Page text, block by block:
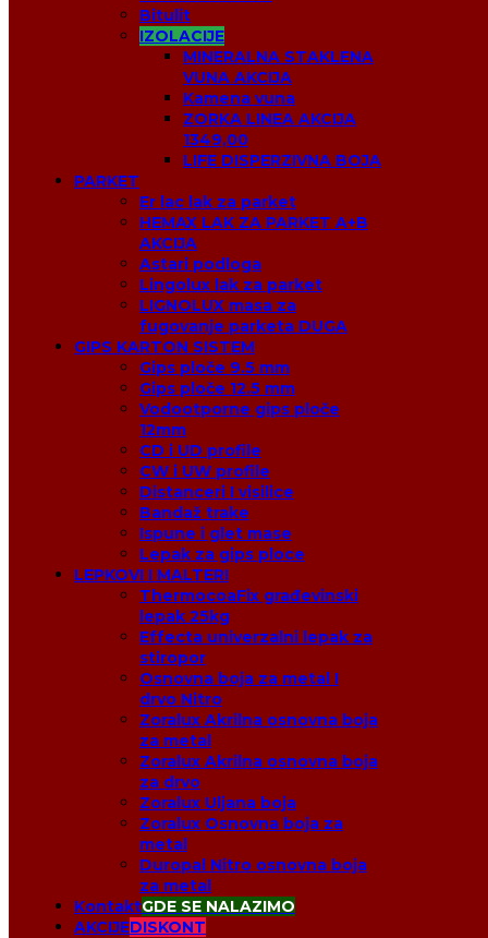
Bitulit
IZOLACIJE
MINERALNA STAKLENA
VUNA AKCIJA
Kamena vuna
ZORKA LINEA AKCIJA
1349,00
LIFE DISPERZIVNA BOJA
PARKET
Er lac lak za parket
HEMAX LAK ZA PARKET A+B
AKCIJA
Astari podloga
Lingolux lak za parket
LIGNOLUX masa za
fugovanje parketa DUGA
GIPS KARTON SISTEM
Gips ploče 9.5 mm
Gips ploče 12.5 mm
Vodootporne gips ploče
12mm
CD i UD profile
CW i UW profile
Distanceri I visilice
Bandaž trake
Ispune i glet mase
Lepak za gips ploce
LEPKOVI I MALTERI
ThermocoaFix građevinski
lepak 25kg
Effecta univerzalni lepak za
stiropor
Osnovna boja za metal I
drvo Nitro
Zoralux Akrilna osnovna boja
za metal
Zoralux Akrilna osnovna boja
za drvo
Zoralux Uljana boja
Zoralux Osnovna boja za
metal
Duropal Nitro osnovna boja
za metal
KontaktGDE SE NALAZIMO
AKCIJEDISKONT